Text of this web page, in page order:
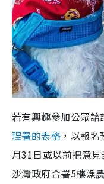
若有興趣參加公眾
理署的表格 ，以報
月31日或以前把意
沙灣政府合署5樓漁